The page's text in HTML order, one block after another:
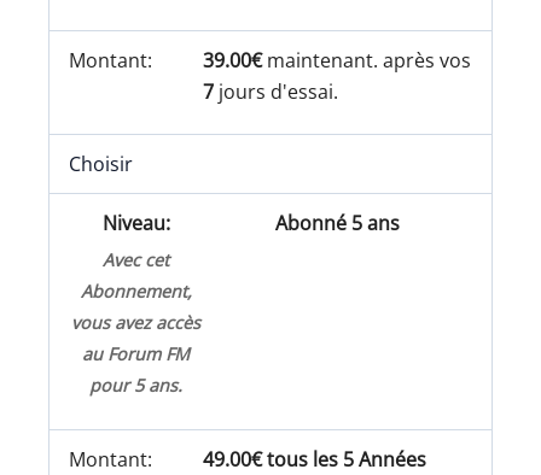
39.00€maintenant. après vos
7 jours d'essai.
Choisir
Abonné 5 ans
Avec cet
Abonnement,
vous avez accès
au Forum FM
pour 5 ans.
49.00€ tous les 5 Années